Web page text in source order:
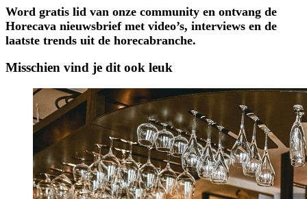
Word gratis lid van onze community en ontvang de
Horecava nieuwsbrief met video’s, interviews en de
laatste trends uit de horecabranche.
Misschien vind je dit ook leuk